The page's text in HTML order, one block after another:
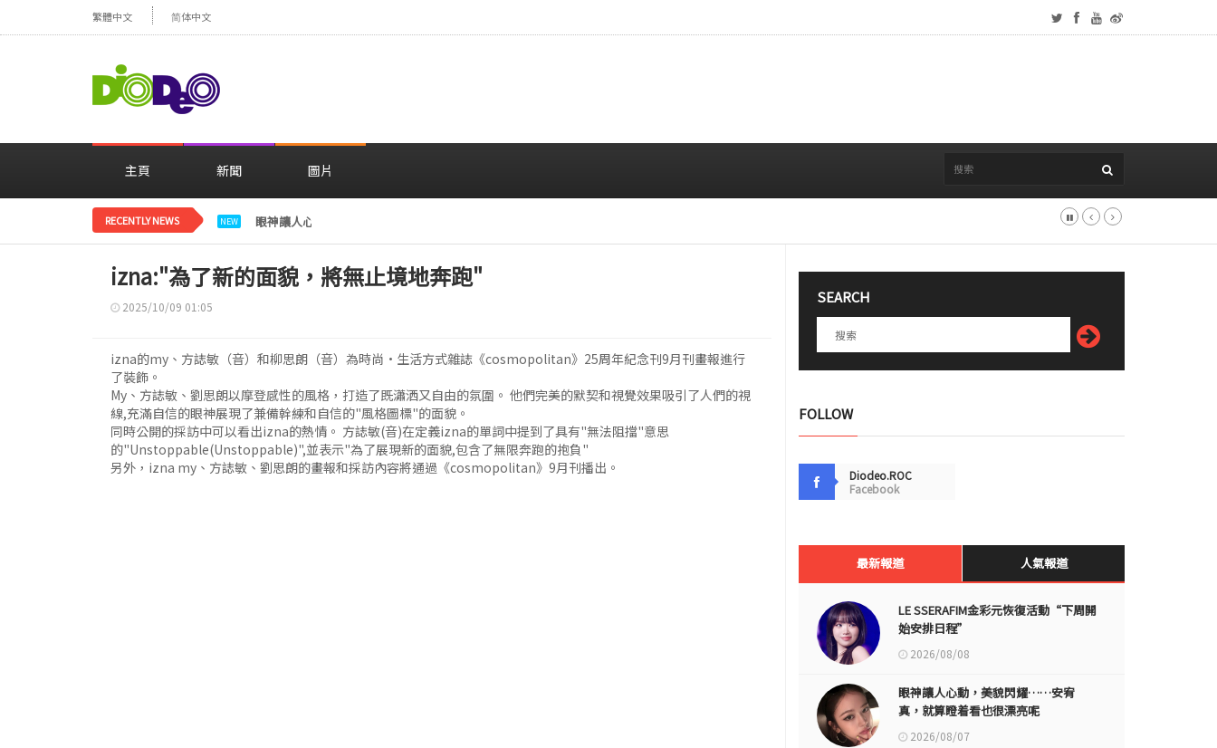
繁體中文 简体中文
主頁 新聞 圖片
RECENTLY NEWS NEW 眼神讓人心動，美貌閃耀……安宥真，就算瞪着看也很漂亮呢
izna:"為了新的面貌，將無止境地奔跑"
2025/10/09 01:05
izna的my、方誌敏（音）和柳思朗（音）為時尚·生活方式雜誌《cosmopolitan》25周年紀念刊9月刊畫報進行
了裝飾。
My、方誌敏、劉思朗以摩登感性的風格，打造了既瀟洒又自由的氛圍。 他們完美的默契和視覺效果吸引了人們的視
線,充滿自信的眼神展現了兼備幹練和自信的"風格圖標"的面貌。
同時公開的採訪中可以看出izna的熱情。 方誌敏(音)在定義izna的單詞中提到了具有"無法阻擋"意思
的"Unstoppable(Unstoppable)",並表示"為了展現新的面貌,包含了無限奔跑的抱負"
另外，izna my、方誌敏、劉思朗的畫報和採訪內容將通過《cosmopolitan》9月刊播出。
SEARCH
FOLLOW
Diodeo.ROC
Facebook
最新報道 人氣報道
LE SSERAFIM金彩元恢復活動“下周開
始安排日程”
2026/08/08
眼神讓人心動，美貌閃耀……安宥
真，就算瞪着看也很漂亮呢
2026/08/07